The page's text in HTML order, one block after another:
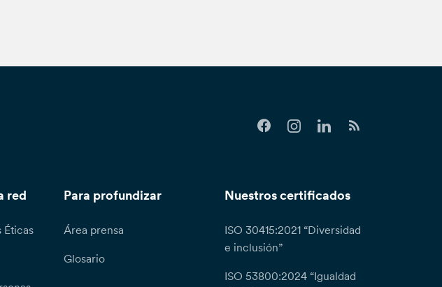
red
Éticas
Para profundizar
Área prensa
Glosario
Nuestros certificados
ISO 30415:2021 “Diversidad
e inclusión”
ISO 53800:2024 “Igualdad